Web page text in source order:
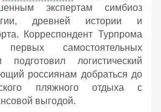
экспертам симбиоз
древней истории и
Корреспондент Турпрома
самостоятельных
логистический
россиянам добраться до
пляжного отдыха с
выгодой.